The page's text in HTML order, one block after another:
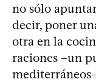
no sólo
decir, poner
otra en la
raciones –un